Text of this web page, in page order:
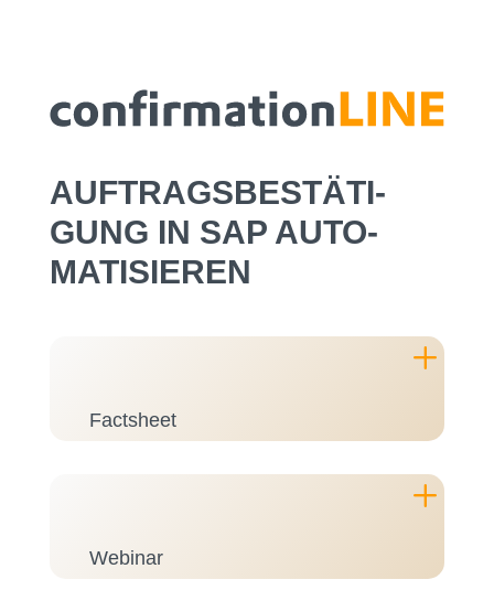
AUF­TRAGS­BE­STÄTI­
GUNG IN SAP AUTO­
MATI­SIEREN
L
Factsheet
L
Webinar